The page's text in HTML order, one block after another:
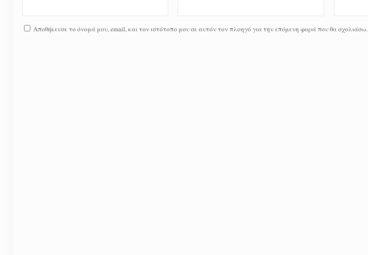
Αποθήκευσε το όνομά μου, email, και τον ιστότοπο μου σε αυτόν τον πλοηγό για την επόμενη φορά που θα σχολιάσω.